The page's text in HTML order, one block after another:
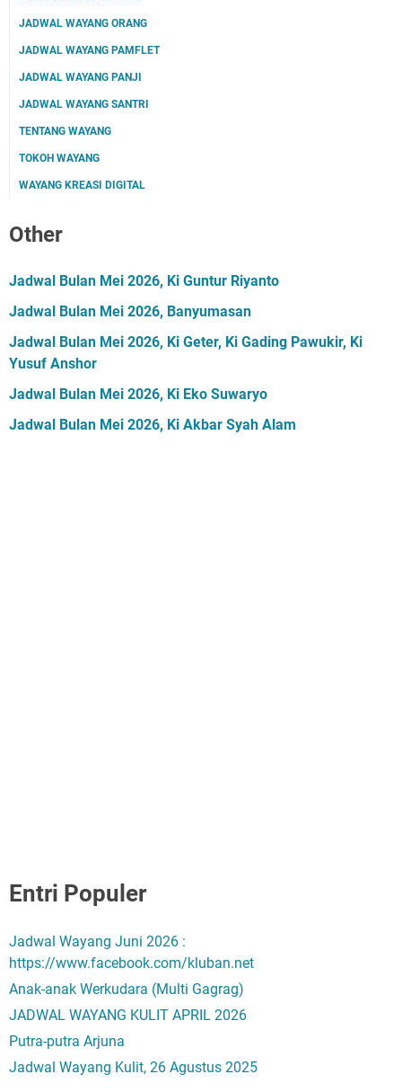
JADWAL WAYANG ORANG
JADWAL WAYANG PAMFLET
JADWAL WAYANG PANJI
JADWAL WAYANG SANTRI
TENTANG WAYANG
TOKOH WAYANG
WAYANG KREASI DIGITAL
Other
Jadwal Bulan Mei 2026, Ki Guntur Riyanto
Jadwal Bulan Mei 2026, Banyumasan
Jadwal Bulan Mei 2026, Ki Geter, Ki Gading Pawukir, Ki
Yusuf Anshor
Jadwal Bulan Mei 2026, Ki Eko Suwaryo
Jadwal Bulan Mei 2026, Ki Akbar Syah Alam
Entri Populer
Jadwal Wayang Juni 2026 :
https://www.facebook.com/kluban.net
Anak-anak Werkudara (Multi Gagrag)
JADWAL WAYANG KULIT APRIL 2026
Putra-putra Arjuna
Jadwal Wayang Kulit, 26 Agustus 2025